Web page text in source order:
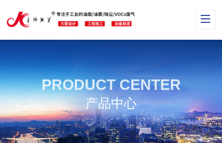
PRODUCT CENTER
产品中心